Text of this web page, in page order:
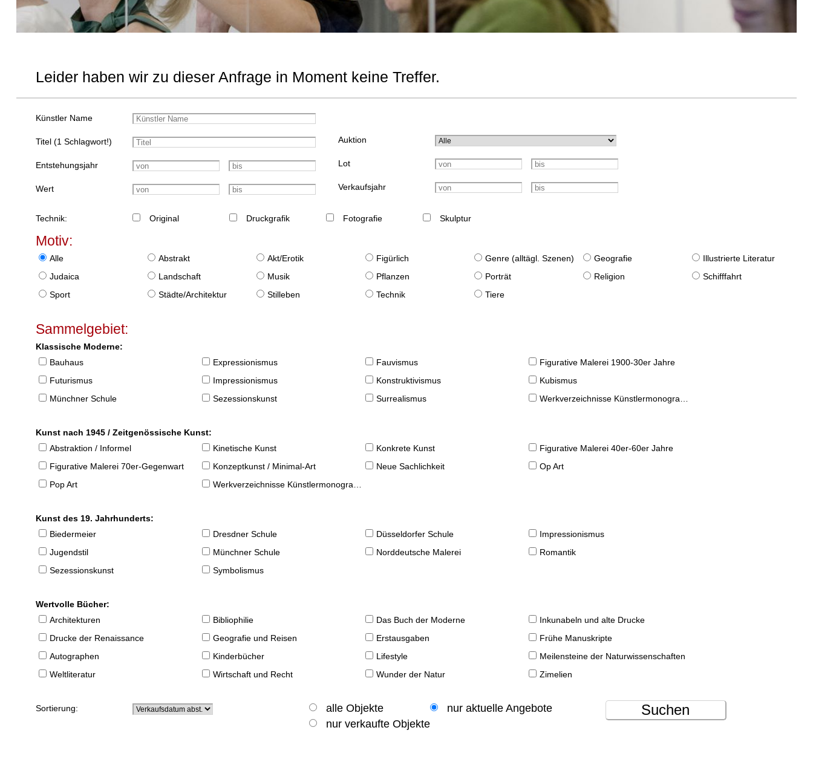
Leider haben wir zu dieser Anfrage in Moment keine Treffer.
Künstler Name
Titel (1 Schlagwort!)
Entstehungsjahr
Wert
Auktion
Lot
Verkaufsjahr
Technik: Original Druckgrafik Fotografie Skulptur
Motiv:
Alle Abstrakt Akt/Erotik Figürlich Genre (alltägl. Szenen) Geografie
Illustrierte Literatur
Judaica
Landschaft Musik Pflanzen Porträt Religion
Schifffahrt
Sport
Städte/Architektur Stilleben Technik Tiere
Sammelgebiet:
Klassische Moderne:
Bauhaus
Expressionismus Fauvismus
Figurative Malerei 1900-30er Jahre
Futurismus
Impressionismus Konstruktivismus
Kubismus
Münchner Schule
Sezessionskunst Surrealismus Werkverzeichnisse Künstlermonographien
Kunst nach 1945 / Zeitgenössische Kunst:
Abstraktion / Informel
Kinetische Kunst Konkrete Kunst
Figurative Malerei 40er-60er Jahre
Figurative Malerei 70er-Gegenwart
Konzeptkunst / Minimal-Art Neue Sachlichkeit
Op Art
Pop Art
Werkverzeichnisse Künstlermonographien
Kunst des 19. Jahrhunderts:
Biedermeier
Dresdner Schule Düsseldorfer Schule
Impressionismus
Jugendstil
Münchner Schule Norddeutsche Malerei
Romantik
Sezessionskunst
Symbolismus
Wertvolle Bücher:
Architekturen
Bibliophilie Das Buch der Moderne
Inkunabeln und alte Drucke
Drucke der Renaissance
Geografie und Reisen Erstausgaben
Frühe Manuskripte
Autographen
Kinderbücher Lifestyle
Meilensteine der Naturwissenschaften
Weltliteratur
Wirtschaft und Recht Wunder der Natur Zimelien
Sortierung: alle Objekte
nur aktuelle Angebote
nur verkaufte Objekte
Suchen